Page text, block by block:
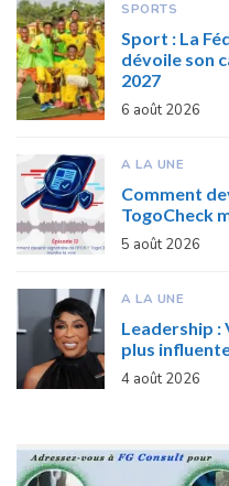
SPORTS
Sport : La
dévoile son
2027
6 août 2026
A LA UNE
Comment
TogoCheck
5 août 2026
A LA UNE
Leadership :
plus
4 août 2026